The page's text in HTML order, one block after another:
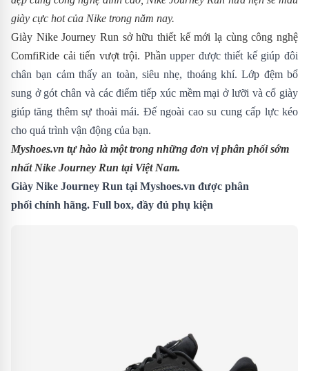
giày cực hot của Nike trong năm nay.
Giày Nike Journey Run sở hữu thiết kế mới lạ cùng công nghệ
ComfiRide cải tiến vượt trội. Phầnupper được thiết kế giúp đôi
chân bạn cảm thấy an toàn, siêu nhẹ, thoáng khí. Lớp đệm bổ
sung ở gót chân và các điểm tiếp xúc mềm mại ở lưỡi và cổ giày
giúp tăng thêm sự thoải mái. Đế ngoài cao su cung cấp lực kéo
cho quá trình vận động của bạn.
Myshoes.vn tự hào là một trong những đơn vị phân phối sớm
nhất Nike Journey Run tại Việt Nam.
Giày Nike Journey Run tại Myshoes.vn được phân
phối chính hãng. Full box, đầy đủ phụ kiện